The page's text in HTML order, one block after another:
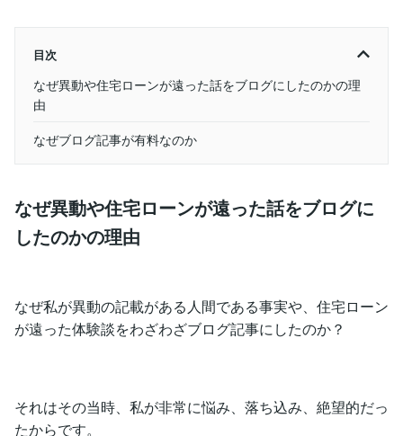
目次
なぜ異動や住宅ローンが遠った話をブログにしたのかの理
由
なぜブログ記事が有料なのか
なぜ異動や住宅ローンが遠った話をブログに
したのかの理由
なぜ私が異動の記載がある人間である事実や、住宅ローン
が遠った体験談をわざわざブログ記事にしたのか？
それはその当時、私が非常に悩み、落ち込み、絶望的だっ
たからです。